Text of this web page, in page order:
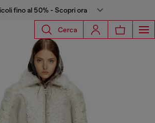
fino al 50% - Scopri ora
Cerca